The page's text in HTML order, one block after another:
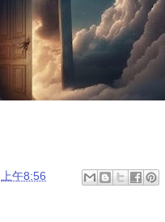
上午8:56